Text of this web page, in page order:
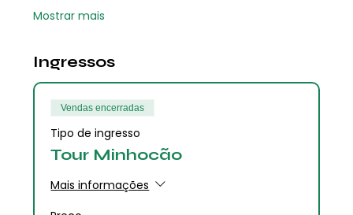
Mostrar mais
Ingressos
Vendas encerradas
Tipo de ingresso
Tour Minhocão
Mais informações